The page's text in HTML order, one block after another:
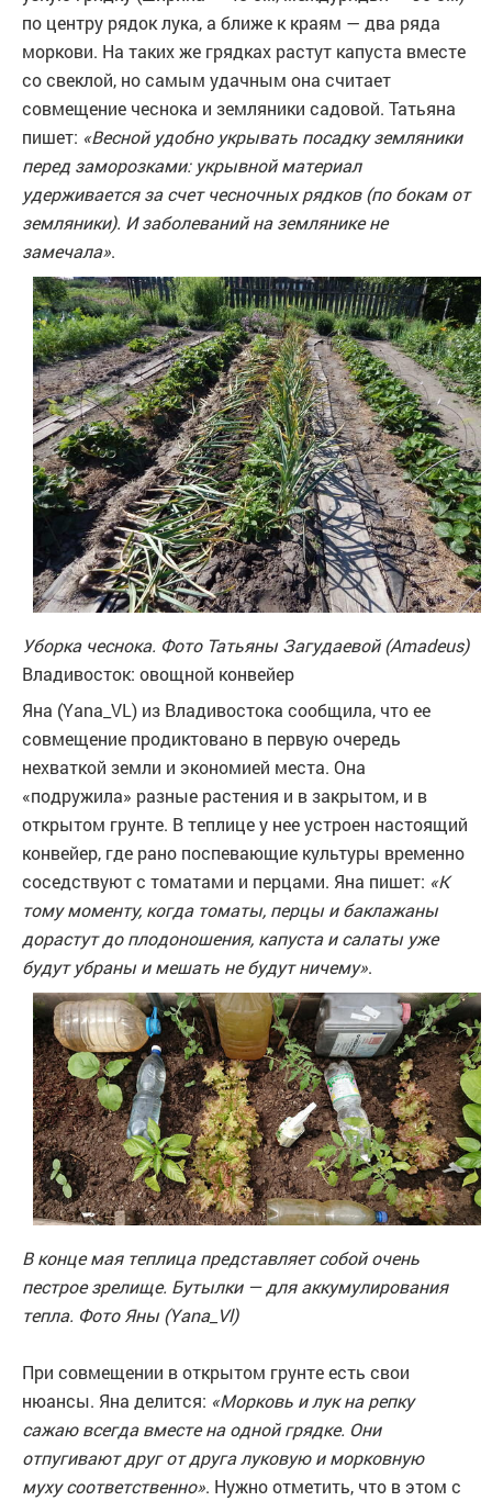
по центру рядок лука, а ближе к краям — два ряда
моркови. На таких же грядках растут капуста вместе
со свеклой, но самым удачным она считает
совмещение чеснока и земляники садовой. Татьяна
пишет: «Весной удобно укрывать посадку земляники
перед заморозками: укрывной материал
удерживается за счет чесночных рядков (по бокам от
земляники). И заболеваний на землянике не
замечала».
Уборка чеснока. Фото Татьяны Загудаевой (Amadeus)
Владивосток: овощной конвейер
Яна (Yana_VL) из Владивостока сообщила, что ее
совмещение продиктовано в первую очередь
нехваткой земли и экономией места. Она
«подружила» разные растения и в закрытом, и в
открытом грунте. В теплице у нее устроен настоящий
конвейер, где рано поспевающие культуры временно
соседствуют с томатами и перцами. Яна пишет: «К
тому моменту, когда томаты, перцы и баклажаны
дорастут до плодоношения, капуста и салаты уже
будут убраны и мешать не будут ничему».
В конце мая теплица представляет собой очень
пестрое зрелище. Бутылки — для аккумулирования
тепла. Фото Яны (Yana_Vl)
При совмещении в открытом грунте есть свои
нюансы. Яна делится: «Морковь и лук на репку
сажаю всегда вместе на одной грядке. Они
отпугивают друг от друга луковую и морковную
муху соответственно». Нужно отметить, что в этом с